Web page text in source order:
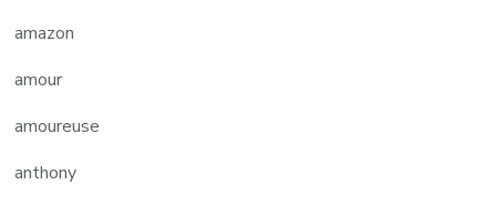
amazon
amour
amoureuse
anthony